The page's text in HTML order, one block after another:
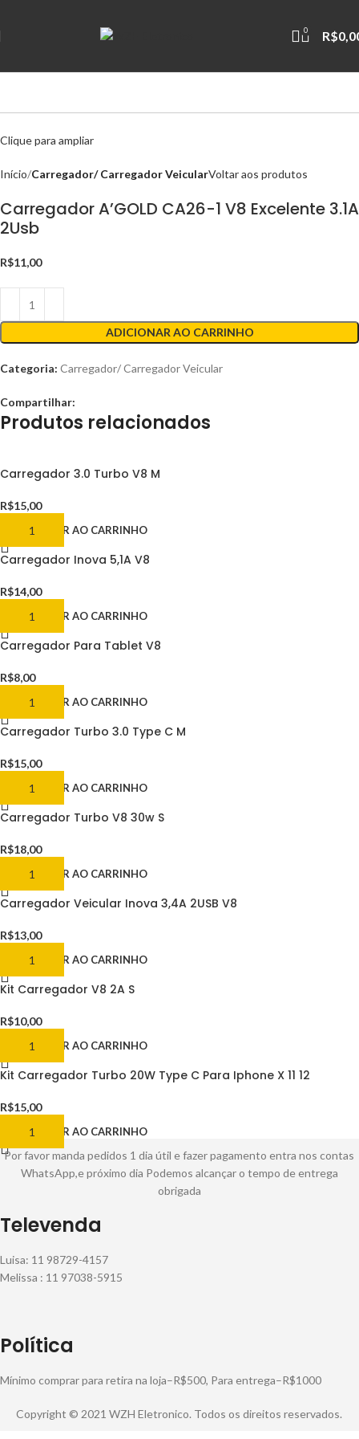
0 R$
Clique para ampliar
Início Carregador/ Carregador VeicularVoltar aos produtos
Carregador A’GOLD CA26-1 V8 Excelente 3.1A
2Usb
R$11,00
ADICIONAR AO CARRINHO
Categoria: Carregador/ Carregador Veicular
Compartilhar:
Produtos relacionados
Carregador 3.0 Turbo V8 M
R$15,00
ADICIONAR AO CARRINHO
Carregador Inova 5,1A V8
R$14,00
ADICIONAR AO CARRINHO
Carregador Para Tablet V8
R$8,00
ADICIONAR AO CARRINHO
Carregador Turbo 3.0 Type C M
R$15,00
ADICIONAR AO CARRINHO
Carregador Turbo V8 30w S
R$18,00
ADICIONAR AO CARRINHO
Carregador Veicular Inova 3,4A 2USB V8
R$13,00
ADICIONAR AO CARRINHO
Kit Carregador V8 2A S
R$10,00
ADICIONAR AO CARRINHO
Kit Carregador Turbo 20W Type C Para Iphone X 11 12
R$15,00
ADICIONAR AO CARRINHO
Por favor manda pedidos 1 dia útil e fazer pagamento entra nos contas
WhatsApp,e próximo dia Podemos alcançar o tempo de entrega
obrigada
Televenda
Luisa: 11 98729-4157
Melissa : 11 97038-5915
Política
Mínimo comprar para retira na loja–R$500, Para entrega–R$1000
Copyright © 2021 WZH Eletronico. Todos os direitos reservados.